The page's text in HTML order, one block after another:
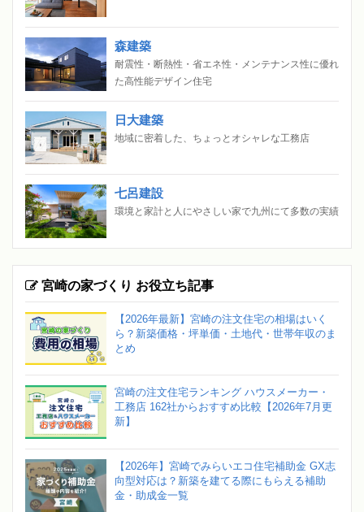
森建築
耐震性・断熱性・省エネ性・メンテナンス性に優れ
た高性能デザイン住宅
日大建築
地域に密着した、ちょっとオシャレな工務店
七呂建設
環境と家計と人にやさしい家で九州にて多数の実績
宮崎の家づくり お役立ち記事
【2026年最新】宮崎の注文住宅の相場はいく
ら？新築価格・坪単価・土地代・世帯年収のま
とめ
宮崎の注文住宅ランキング ハウスメーカー・
工務店 162社からおすすめ比較【2026年7月更
新】
【2026年】宮崎でみらいエコ住宅補助金 GX志
向型対応は？新築を建てる際にもらえる補助
金・助成金一覧